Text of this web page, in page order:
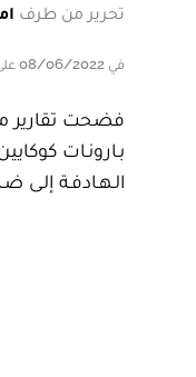
تحرير من طرف
في 08/06/2022 على الساعة 21:45
فضحت تقارير
بـارونـات
الـهـادفـة